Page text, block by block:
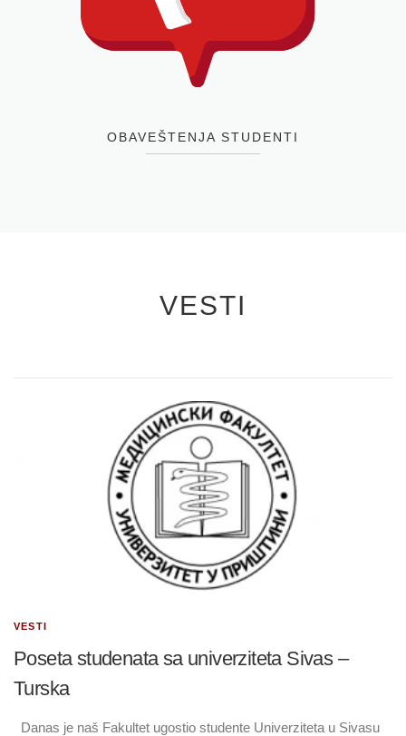
OBAVEŠTENJA STUDENTI
VESTI
VESTI
Poseta studenata sa univerziteta Sivas –
Turska
Danas je naš Fakultet ugostio studente Univerziteta u Sivasu